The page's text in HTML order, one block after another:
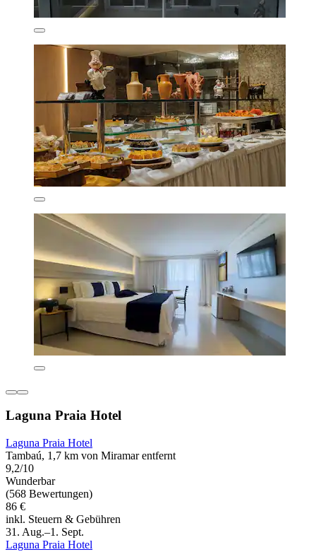
Laguna Praia Hotel
Laguna Praia Hotel
Tambaú, 1,7 km von Miramar entfernt
9,2/10
Wunderbar
(568 Bewertungen)
86 €
inkl. Steuern & Gebühren
31. Aug.–1. Sept.
Laguna Praia Hotel